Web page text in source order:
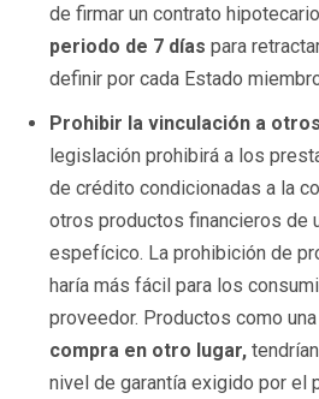
de firmar un contrato
periodo de 7 días para
definir por cada Estado
Prohibir la vinculación a
legislación prohibirá a los
de crédito condicionadas a la
otros productos financieros de
espefícico. La prohibición de
haría más fácil para los
proveedor. Productos como
compra en otro lugar,
nivel de garantía exigido por el